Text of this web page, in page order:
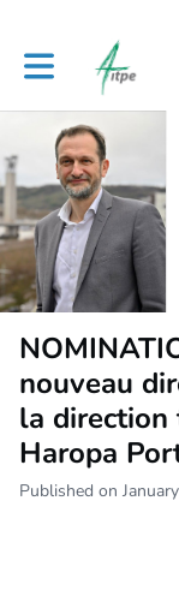
Toggle main
nouveau
la direction
Haropa
Published on